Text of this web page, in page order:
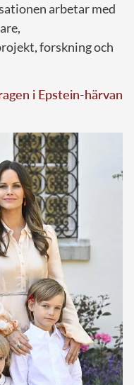
arbetar med
forskning och
i Epstein-härvan